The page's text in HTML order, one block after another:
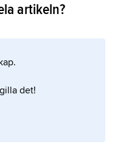
artikeln?
det!